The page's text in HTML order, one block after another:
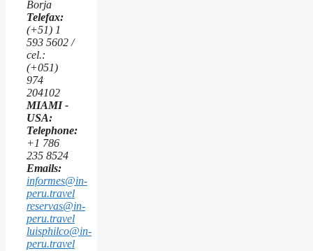
Borja
Telefax:
(+51) 1
593 5602 /
cel.:
(+051)
974
204102
MIAMI -
USA:
Telephone:
+1 786
235 8524
Emails:
informes@in-
peru.travel
reservas@in-
peru.travel
luisphilco@in-
peru.travel